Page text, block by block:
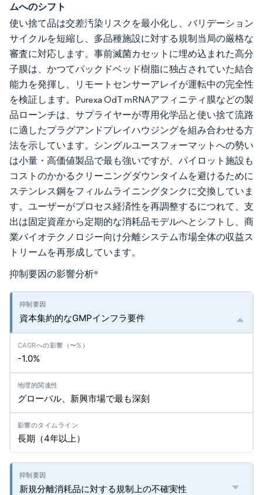
ムへのシフト
使い捨て品は交差汚染リスクを最小化し、バリデーション
サイクルを短縮し、多品種施設に対する規制当局の厳格な
審査に対応します。事前滅菌カセットに埋め込まれた高分
子膜は、かつてパックドベッド樹脂に独占されていた結合
能力を発揮し、リモートセンサーアレイが運転中の完全性
を検証します。Purexa OdT mRNAアフィニティ膜などの製
品ローンチは、サプライヤーが専用化学品と使い捨て流路
に適したプラグアンドプレイハウジングを組み合わせる方
法を示しています。シングルユースフォーマットへの勢い
は小量・高価値製品で最も強いですが、パイロット施設も
コストのかかるクリーニングダウンタイムを避けるために
ステンレス鋼をフィルムライニングタンクに交換していま
す。ユーザーがプロセス経済性を再調整するにつれて、支
出は固定資産から定期的な消耗品モデルへとシフトし、商
業バイオテクノロジー向け分離システム市場全体の収益ス
トリームを再形成しています。
抑制要因の影響分析*
資本集約的なGMPインフラ要件
-1.0%
グローバル、新興市場で最も深刻
長期（4年以上）
新規分離消耗品に対する規制上の不確実性